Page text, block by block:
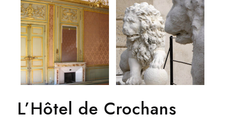
L’Hôtel de Crochans